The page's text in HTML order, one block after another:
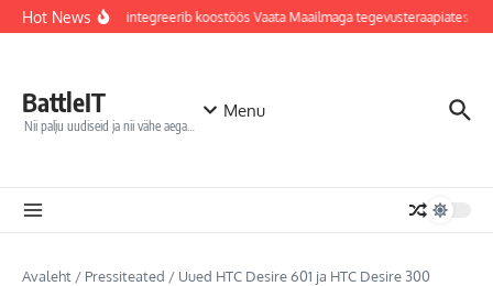
Sisu juurde
Hot News
Jõhvi haigla integreerib koostöös Vaata Maailmaga tegevusteraapiatesse
BattleIT
Nii palju uudiseid ja nii vähe aega…
Menu
Avaleht / Pressiteated / Uued HTC Desire 601 ja HTC Desire 300